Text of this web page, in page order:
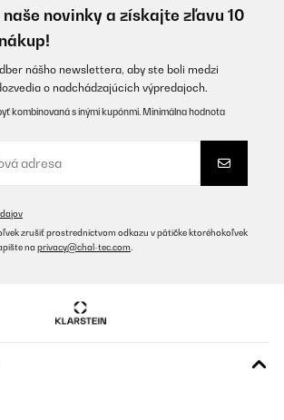
je veľmi jednoduché.
ako plynové varné dosky alebo
kúpa nového riadu. Na sklokeramickej varnej
typy materiálov.
varná doska perfektne splynie s
po odstránení riadu ako
ešte dlho horúce.
bodu varu.
novinky a získajte zľavu 10
nášho newslettera, aby ste boli medzi
o nadchádzajúcich výpredajoch.
kombinovaná s inými kupónmi. Minimálna hodnota
zrušiť prostredníctvom odkazu v pätičke ktoréhokoľvek
na privacy@chal-tec.com